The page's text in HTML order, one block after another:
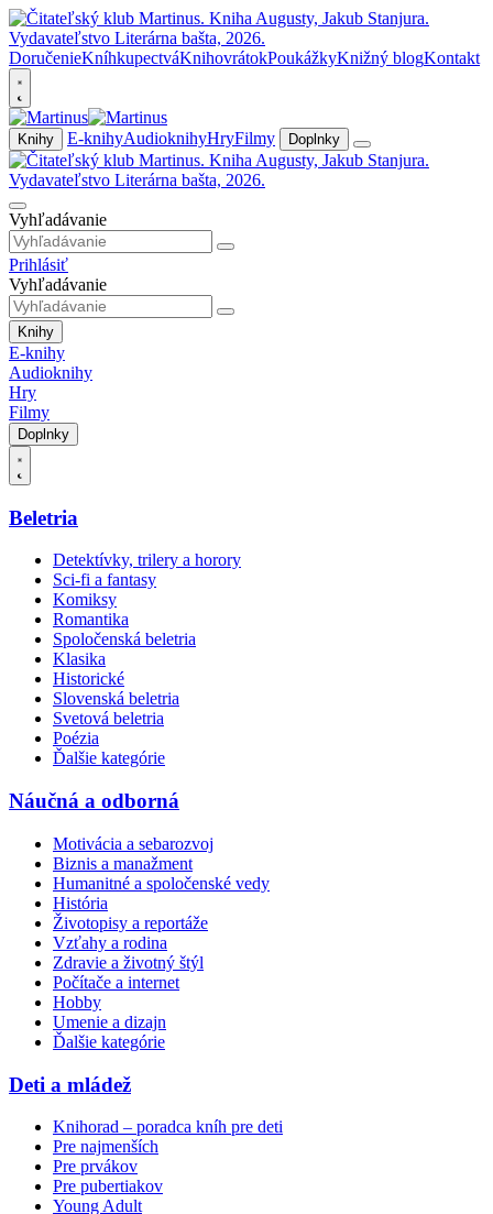
DoručenieKníhkupectváKnihovrátokPoukážkyKnižný blogKontakt
Knihy E-knihyAudioknihyHryFilmy Doplnky
Vyhľadávanie
Prihlásiť
Vyhľadávanie
Knihy
E-knihy
Audioknihy
Hry
Filmy
Doplnky
Beletria
Detektívky, trilery a horory
Sci-fi a fantasy
Komiksy
Romantika
Spoločenská beletria
Klasika
Historické
Slovenská beletria
Svetová beletria
Poézia
Ďalšie kategórie
Náučná a odborná
Motivácia a sebarozvoj
Biznis a manažment
Humanitné a spoločenské vedy
História
Životopisy a reportáže
Vzťahy a rodina
Zdravie a životný štýl
Počítače a internet
Hobby
Umenie a dizajn
Ďalšie kategórie
Deti a mládež
Knihorad – poradca kníh pre deti
Pre najmenších
Pre prvákov
Pre pubertiakov
Young Adult